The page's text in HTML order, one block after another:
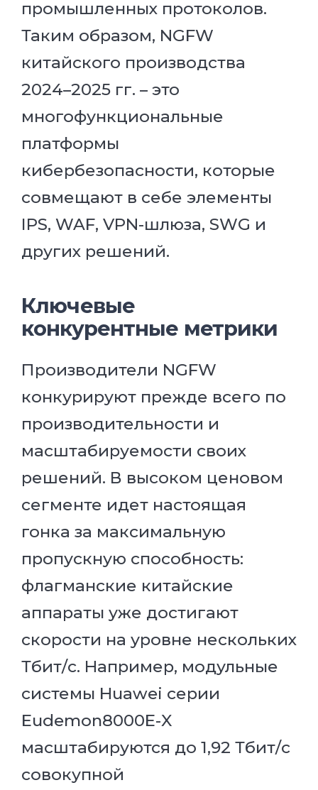
промышленных протоколов.
Таким образом, NGFW
китайского производства
2024–2025 гг. – это
многофункциональные
платформы
кибербезопасности, которые
совмещают в себе элементы
IPS, WAF, VPN-шлюза, SWG и
других решений.
Ключевые
конкурентные метрики
Производители NGFW
конкурируют прежде всего по
производительности и
масштабируемости своих
решений. В высоком ценовом
сегменте идет настоящая
гонка за максимальную
пропускную способность:
флагманские китайские
аппараты уже достигают
скорости на уровне нескольких
Тбит/с. Например, модульные
системы Huawei серии
Eudemon8000E-X
масштабируются до 1,92 Тбит/с
совокупной